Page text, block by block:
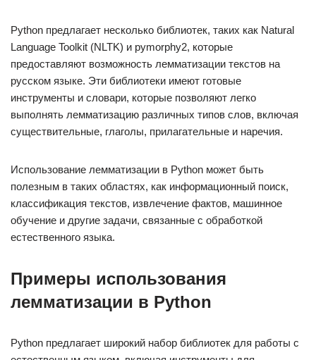
Python предлагает несколько библиотек, таких как Natural
Language Toolkit (NLTK) и pymorphy2, которые
предоставляют возможность лемматизации текстов на
русском языке. Эти библиотеки имеют готовые
инструменты и словари, которые позволяют легко
выполнять лемматизацию различных типов слов, включая
существительные, глаголы, прилагательные и наречия.
Использование лемматизации в Python может быть
полезным в таких областях, как информационный поиск,
классификация текстов, извлечение фактов, машинное
обучение и другие задачи, связанные с обработкой
естественного языка.
Примеры использования
лемматизации в Python
Python предлагает широкий набор библиотек для работы с